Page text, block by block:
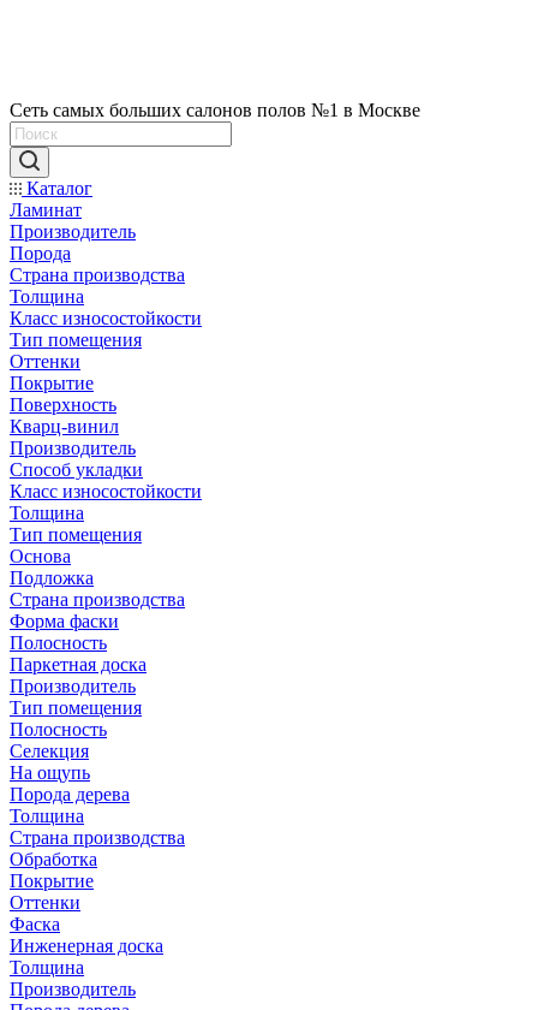
Сеть самых больших салонов полов №1 в Москве
Каталог
Ламинат
Производитель
Порода
Страна производства
Толщина
Класс износостойкости
Тип помещения
Оттенки
Покрытие
Поверхность
Кварц-винил
Производитель
Способ укладки
Класс износостойкости
Толщина
Тип помещения
Основа
Подложка
Страна производства
Форма фаски
Полосность
Паркетная доска
Производитель
Тип помещения
Полосность
Селекция
На ощупь
Порода дерева
Толщина
Страна производства
Обработка
Покрытие
Оттенки
Фаска
Инженерная доска
Толщина
Производитель